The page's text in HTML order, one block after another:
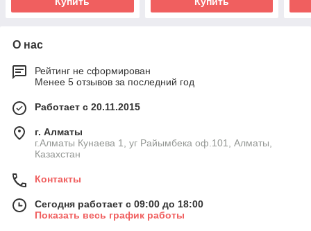
О нас
Рейтинг не сформирован
Менее 5 отзывов за последний год
Работает с 20.11.2015
г. Алматы
г.Алматы Кунаева 1, уг Райымбека оф.101, Алматы,
Казахстан
Контакты
Сегодня работает с 09:00 до 18:00
Показать весь график работы